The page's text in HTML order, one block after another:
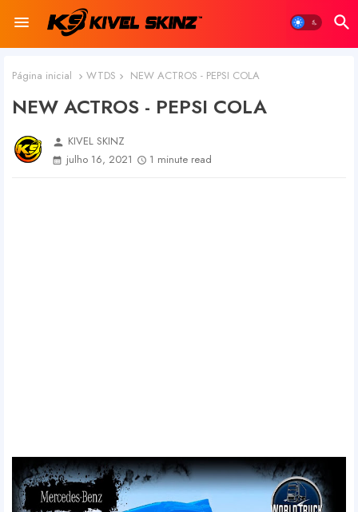
Página inicial WTDS NEW ACTROS - PEPSI COLA
NEW ACTROS - PEPSI COLA
person KIVEL SKINZ
julho 16, 2021
1 minute read